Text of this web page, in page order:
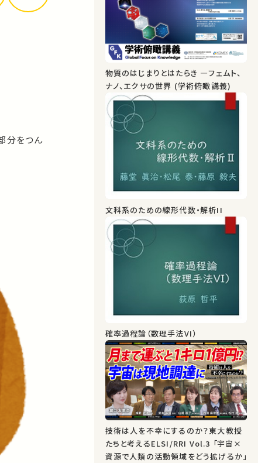
分をつん
物質のはじまりとはたらき ―フェムト、
ナノ、エクサの世界 (学術俯瞰講義)
文科系のための線形代数・解析II
確率過程論（数理手法VI）
技術は人を不幸にするのか？東大教授
たちと考えるELSI/RRI Vol.3 「宇宙×
資源で人類の活動領域をどう拡げるか」